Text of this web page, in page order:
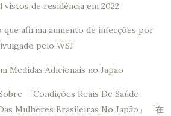
vistos de residência em 2022
afirma aumento de infecções por
pelo WSJ
Medidas Adicionais no Japão
「Condições Reais De Saúde
Mulheres Brasileiras No Japão」「在